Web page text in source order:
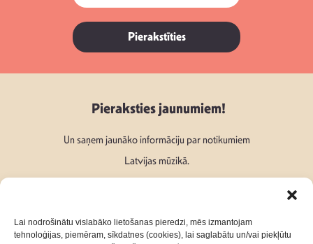
Lai nodrošinātu vislabāko lietošanas pieredzi, mēs izmantojam
tehnoloģijas, piemēram, sīkdatnes (cookies), lai saglabātu un/vai piekļūtu
Pierakstīties
Pieraksties jaunumiem!
Un saņem jaunāko informāciju par notikumiem
Latvijas mūzikā.